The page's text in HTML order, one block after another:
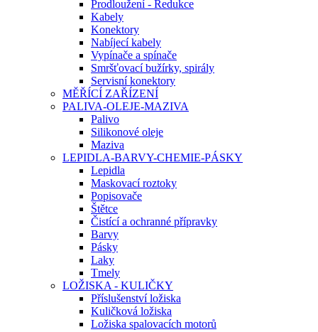
Prodloužení - Redukce
Kabely
Konektory
Nabíjecí kabely
Vypínače a spínače
Smršťovací bužírky, spirály
Servisní konektory
MĚŘÍCÍ ZAŘÍZENÍ
PALIVA-OLEJE-MAZIVA
Palivo
Silikonové oleje
Maziva
LEPIDLA-BARVY-CHEMIE-PÁSKY
Lepidla
Maskovací roztoky
Popisovače
Štětce
Čistící a ochranné přípravky
Barvy
Pásky
Laky
Tmely
LOŽISKA - KULIČKY
Příslušenství ložiska
Kuličková ložiska
Ložiska spalovacích motorů